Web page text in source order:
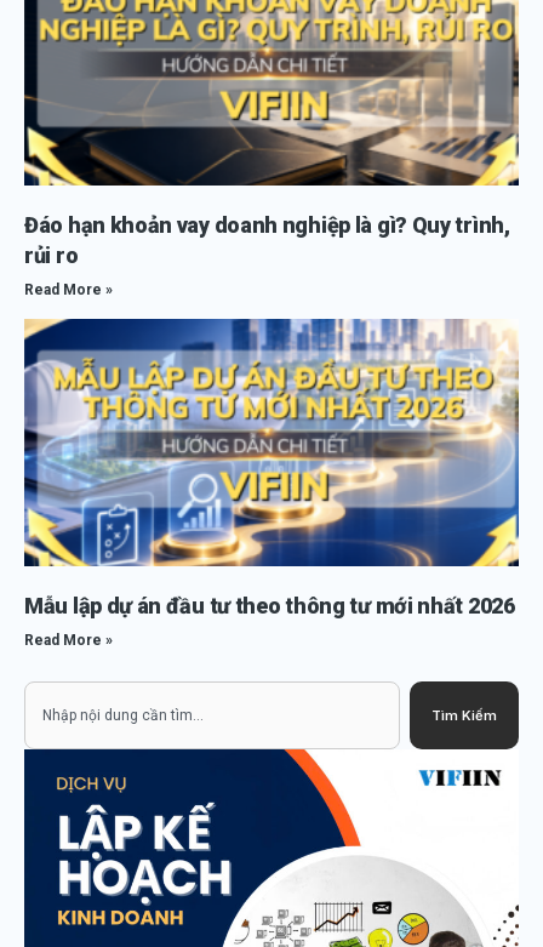
Đáo hạn khoản vay doanh nghiệp là gì? Quy trình,
rủi ro
Read More »
Mẫu lập dự án đầu tư theo thông tư mới nhất 2026
Read More »
Tìm Kiếm